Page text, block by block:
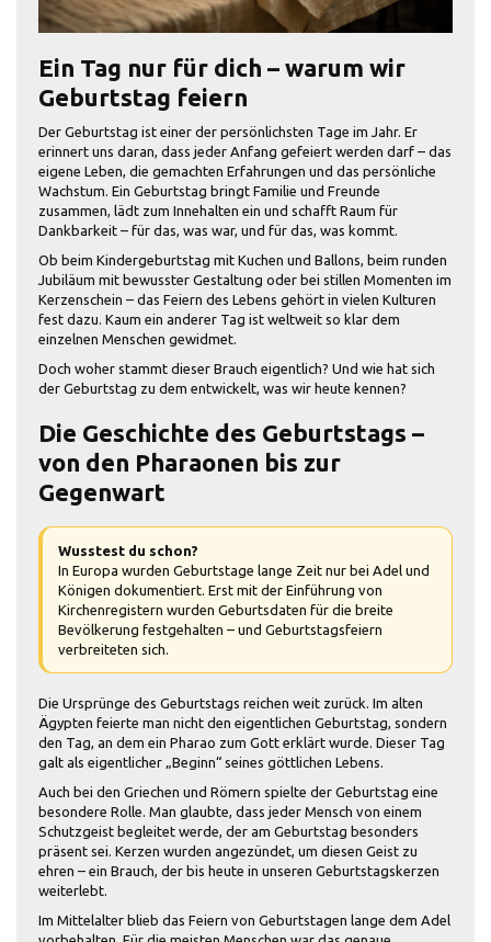
Ein Tag nur für dich – warum wir
Geburtstag feiern
Der Geburtstag ist einer der persönlichsten Tage im Jahr. Er
erinnert uns daran, dass jeder Anfang gefeiert werden darf – das
eigene Leben, die gemachten Erfahrungen und das persönliche
Wachstum. Ein Geburtstag bringt Familie und Freunde
zusammen, lädt zum Innehalten ein und schafft Raum für
Dankbarkeit – für das, was war, und für das, was kommt.
Ob beim Kindergeburtstag mit Kuchen und Ballons, beim runden
Jubiläum mit bewusster Gestaltung oder bei stillen Momenten im
Kerzenschein – das Feiern des Lebens gehört in vielen Kulturen
fest dazu. Kaum ein anderer Tag ist weltweit so klar dem
einzelnen Menschen gewidmet.
Doch woher stammt dieser Brauch eigentlich? Und wie hat sich
der Geburtstag zu dem entwickelt, was wir heute kennen?
Die Geschichte des Geburtstags –
von den Pharaonen bis zur
Gegenwart
Wusstest du schon?
In Europa wurden Geburtstage lange Zeit nur bei Adel und
Königen dokumentiert. Erst mit der Einführung von
Kirchenregistern wurden Geburtsdaten für die breite
Bevölkerung festgehalten – und Geburtstagsfeiern
verbreiteten sich.
Die Ursprünge des Geburtstags reichen weit zurück. Im alten
Ägypten feierte man nicht den eigentlichen Geburtstag, sondern
den Tag, an dem ein Pharao zum Gott erklärt wurde. Dieser Tag
galt als eigentlicher „Beginn“ seines göttlichen Lebens.
Auch bei den Griechen und Römern spielte der Geburtstag eine
besondere Rolle. Man glaubte, dass jeder Mensch von einem
Schutzgeist begleitet werde, der am Geburtstag besonders
präsent sei. Kerzen wurden angezündet, um diesen Geist zu
ehren – ein Brauch, der bis heute in unseren Geburtstagskerzen
weiterlebt.
Im Mittelalter blieb das Feiern von Geburtstagen lange dem Adel